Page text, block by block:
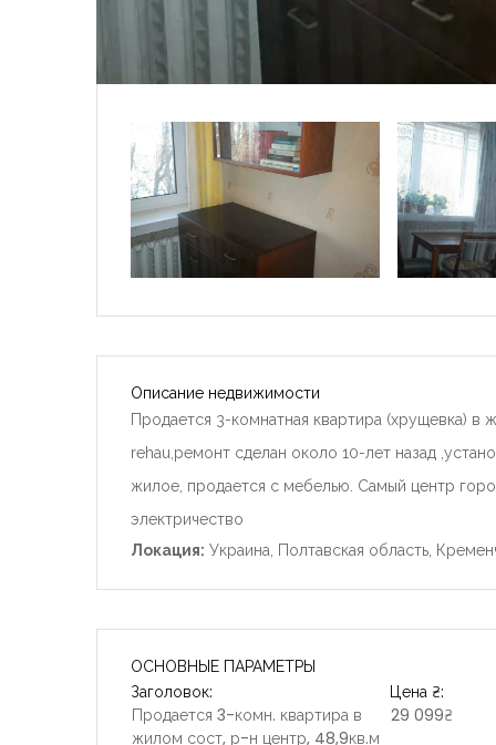
Описание недвижимости
Продается 3-комнатная квартира (хрущевка)
rehau,ремонт сделан около 10-лет назад
жилое, продается с мебелью. Самый центр
электричество
Локация: Украина, Полтавская область,
ОСНОВНЫЕ ПАРАМЕТРЫ
Заголовок:
Продается 3-комн. квартира в
жилом сост, р-н центр, 48,9кв.м
Цена ₴:
29 099₴